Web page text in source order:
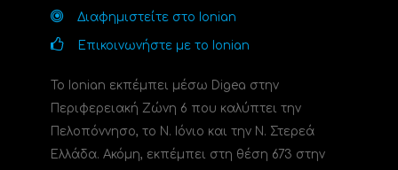
Διαφημιστείτε στο Ionian
Επικοινωνήστε με το Ionian
Το Ionian εκπέμπει μέσω Digea στην
Περιφερειακή Ζώνη 6 που καλύπτει την
Πελοπόννησο, το N. Ιόνιο και την Ν. Στερεά
Ελλάδα. Ακόμη, εκπέμπει στη θέση 673 στην